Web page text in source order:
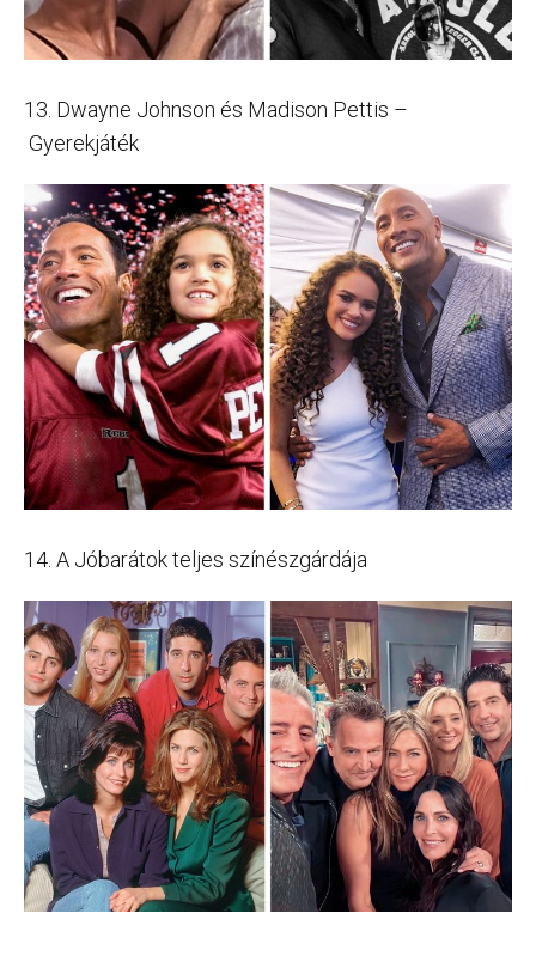
13. Dwayne Johnson és Madison Pettis –
Gyerekjáték
14. A Jóbarátok teljes színészgárdája